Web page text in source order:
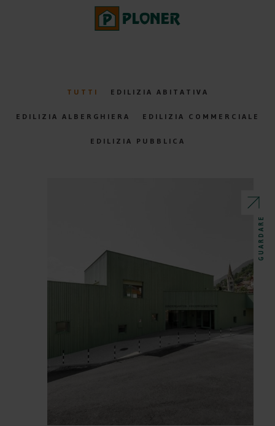
TUTTI EDILIZIA ABITATIVA
EDILIZIA ALBERGHIERA EDILIZIA COMMERCIALE
EDILIZIA PUBBLICA
GUARDARE